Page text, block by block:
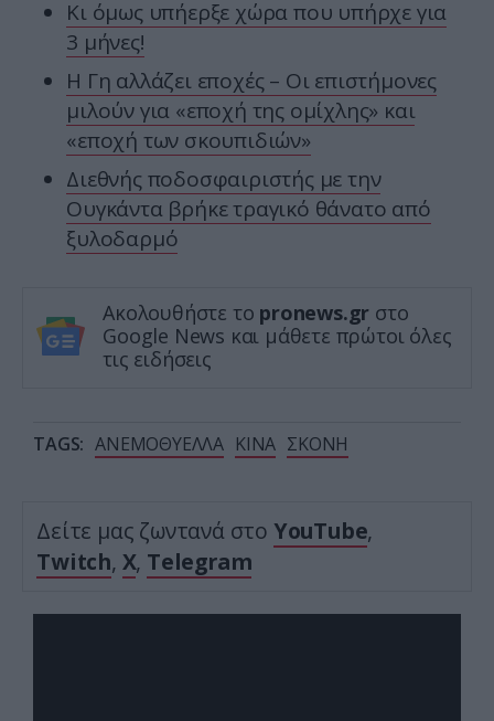
Κι όμως υπήερξε χώρα που υπήρχε για
3 μήνες!
Η Γη αλλάζει εποχές – Οι επιστήμονες
μιλούν για «εποχή της ομίχλης» και
«εποχή των σκουπιδιών»
Διεθνής ποδοσφαιριστής με την
Ουγκάντα βρήκε τραγικό θάνατο από
ξυλοδαρμό
Ακολουθήστε το pronews.gr στο
Google News και μάθετε πρώτοι όλες
τις ειδήσεις
TAGS: ΑΝΕΜΟΘΥΕΛΛΑ ΚΙΝΑ ΣΚΟΝΗ
Δείτε μας ζωντανά στο YouTube,
Twitch, X, Telegram